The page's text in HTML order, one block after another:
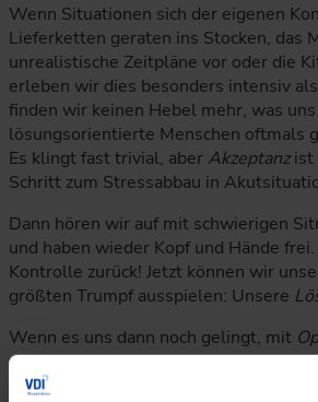
Wenn Situationen sich der eigenen
Lieferketten geraten ins Stocken, das
unrealistische Zeitpläne vor oder die
erleben wir dies besonders intensiv
finden wir keinen Hebel mehr, was
lösungsorientierte Menschen oftmals
Es klingt fast trivial, aber Akzeptanzist
Schritt zum Stressabbau in
Dann hören wir auf mit schwierigen
und haben wieder Kopf und Hände
Kontrolle zurück! Jetzt können wir
größten Trumpf ausspielen: Unsere
Wenn es uns dann noch gelingt, mit
vorne zu schauen, ist schon viel Druck
übrigens nicht die rosarote Brille,